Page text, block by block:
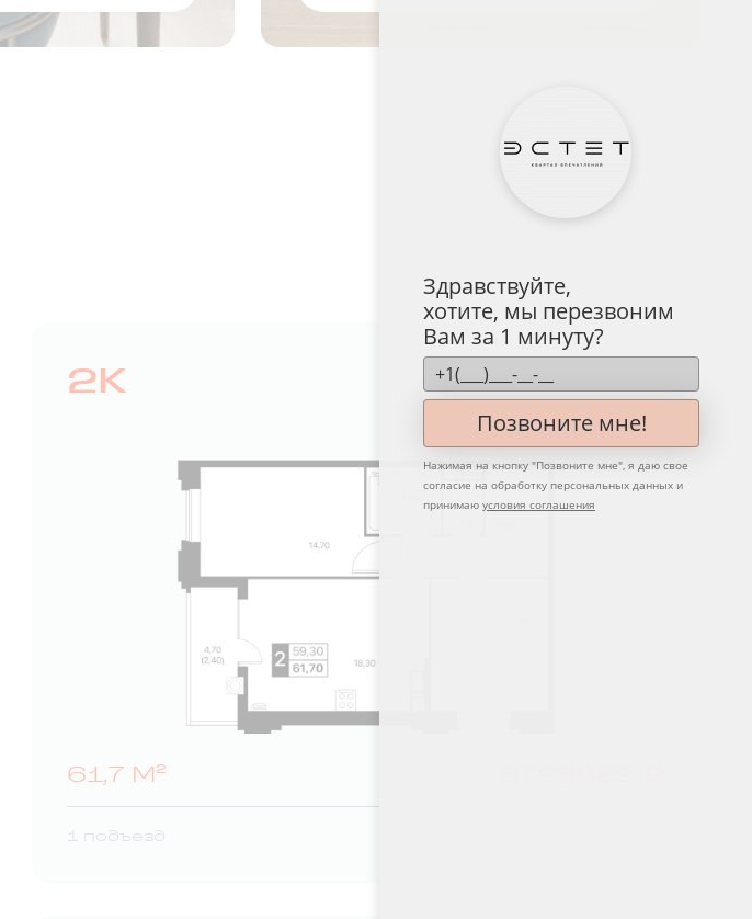
2К
61,7 М²
1 подъезд
Здравствуйте,
хотите, мы перезвоним
Вам за 1 минуту?
Позвоните мне!
Нажимая на кнопку "Позвоните мне", я даю свое
согласие на обработку персональных данных и
принимаю условия соглашения